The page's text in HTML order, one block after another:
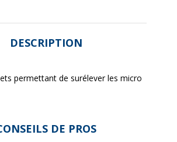
DESCRIPTION
permettant de surélever les micro
DE PROS